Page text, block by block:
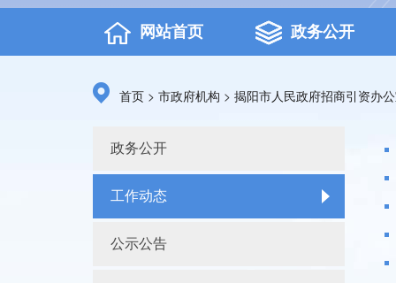
网站首页 政务公开
首页 > 市政府机构 > 揭阳市人民政府招商引资办
政务公开
工作动态
公示公告